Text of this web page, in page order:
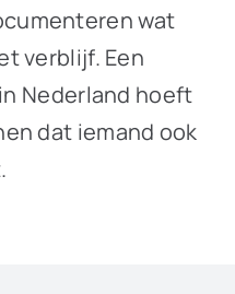
wat
verblijf. Een
Nederland hoeft
dat iemand ook